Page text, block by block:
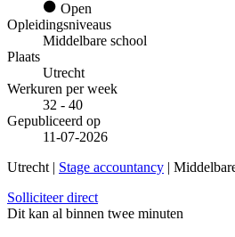
Open
Opleidingsniveaus
Middelbare school
Plaats
Utrecht
Werkuren per week
32 - 40
Gepubliceerd op
11-07-2026
Utrecht | Stage accountancy |
Solliciteer direct
Dit kan al binnen twee minuten